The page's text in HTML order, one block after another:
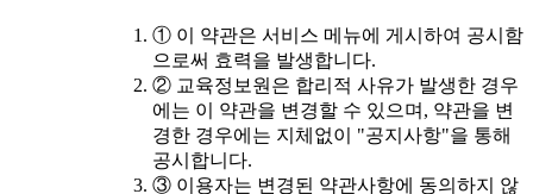
① 이 약관은 서비스 메뉴에 게시하여 공시함
으로써 효력을 발생합니다.
② 교육정보원은 합리적 사유가 발생한 경우
에는 이 약관을 변경할 수 있으며, 약관을 변
경한 경우에는 지체없이 "공지사항"을 통해
공시합니다.
③ 이용자는 변경된 약관사항에 동의하지 않